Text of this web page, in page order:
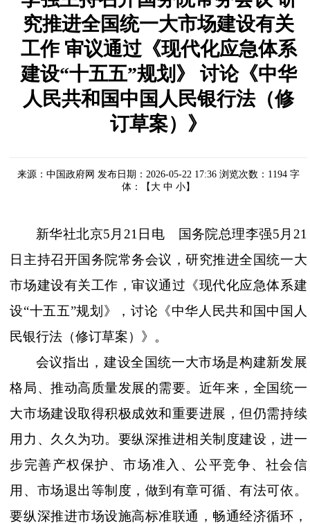
究推进全国统一大市场建设有关
工作 审议通过《现代化应急体系
建设“十五五”规划》 讨论《中华
人民共和国中国人民银行法（修
订草案）》
来源：中国政府网 发布日期：2026-05-22 17:36 浏览次数： 1194 字
体：【 大 中 小】
新华社北京5月21日电 国务院总理李强5月21
日主持召开国务院常务会议，研究推进全国统一大
市场建设有关工作，审议通过《现代化应急体系建
设“十五五”规划》，讨论《中华人民共和国中国人
民银行法（修订草案）》。
会议指出，建设全国统一大市场是构建新发展
格局、推动高质量发展的需要。近年来，全国统一
大市场建设取得积极成效和重要进展，但仍需持续
用力、久久为功。要纵深推进相关制度建设，进一
步完善产权保护、市场准入、公平竞争、社会信
用、市场退出等制度，做到有章可循、有法可依。
要纵深推进市场设施高标准联通，畅通经济循环，